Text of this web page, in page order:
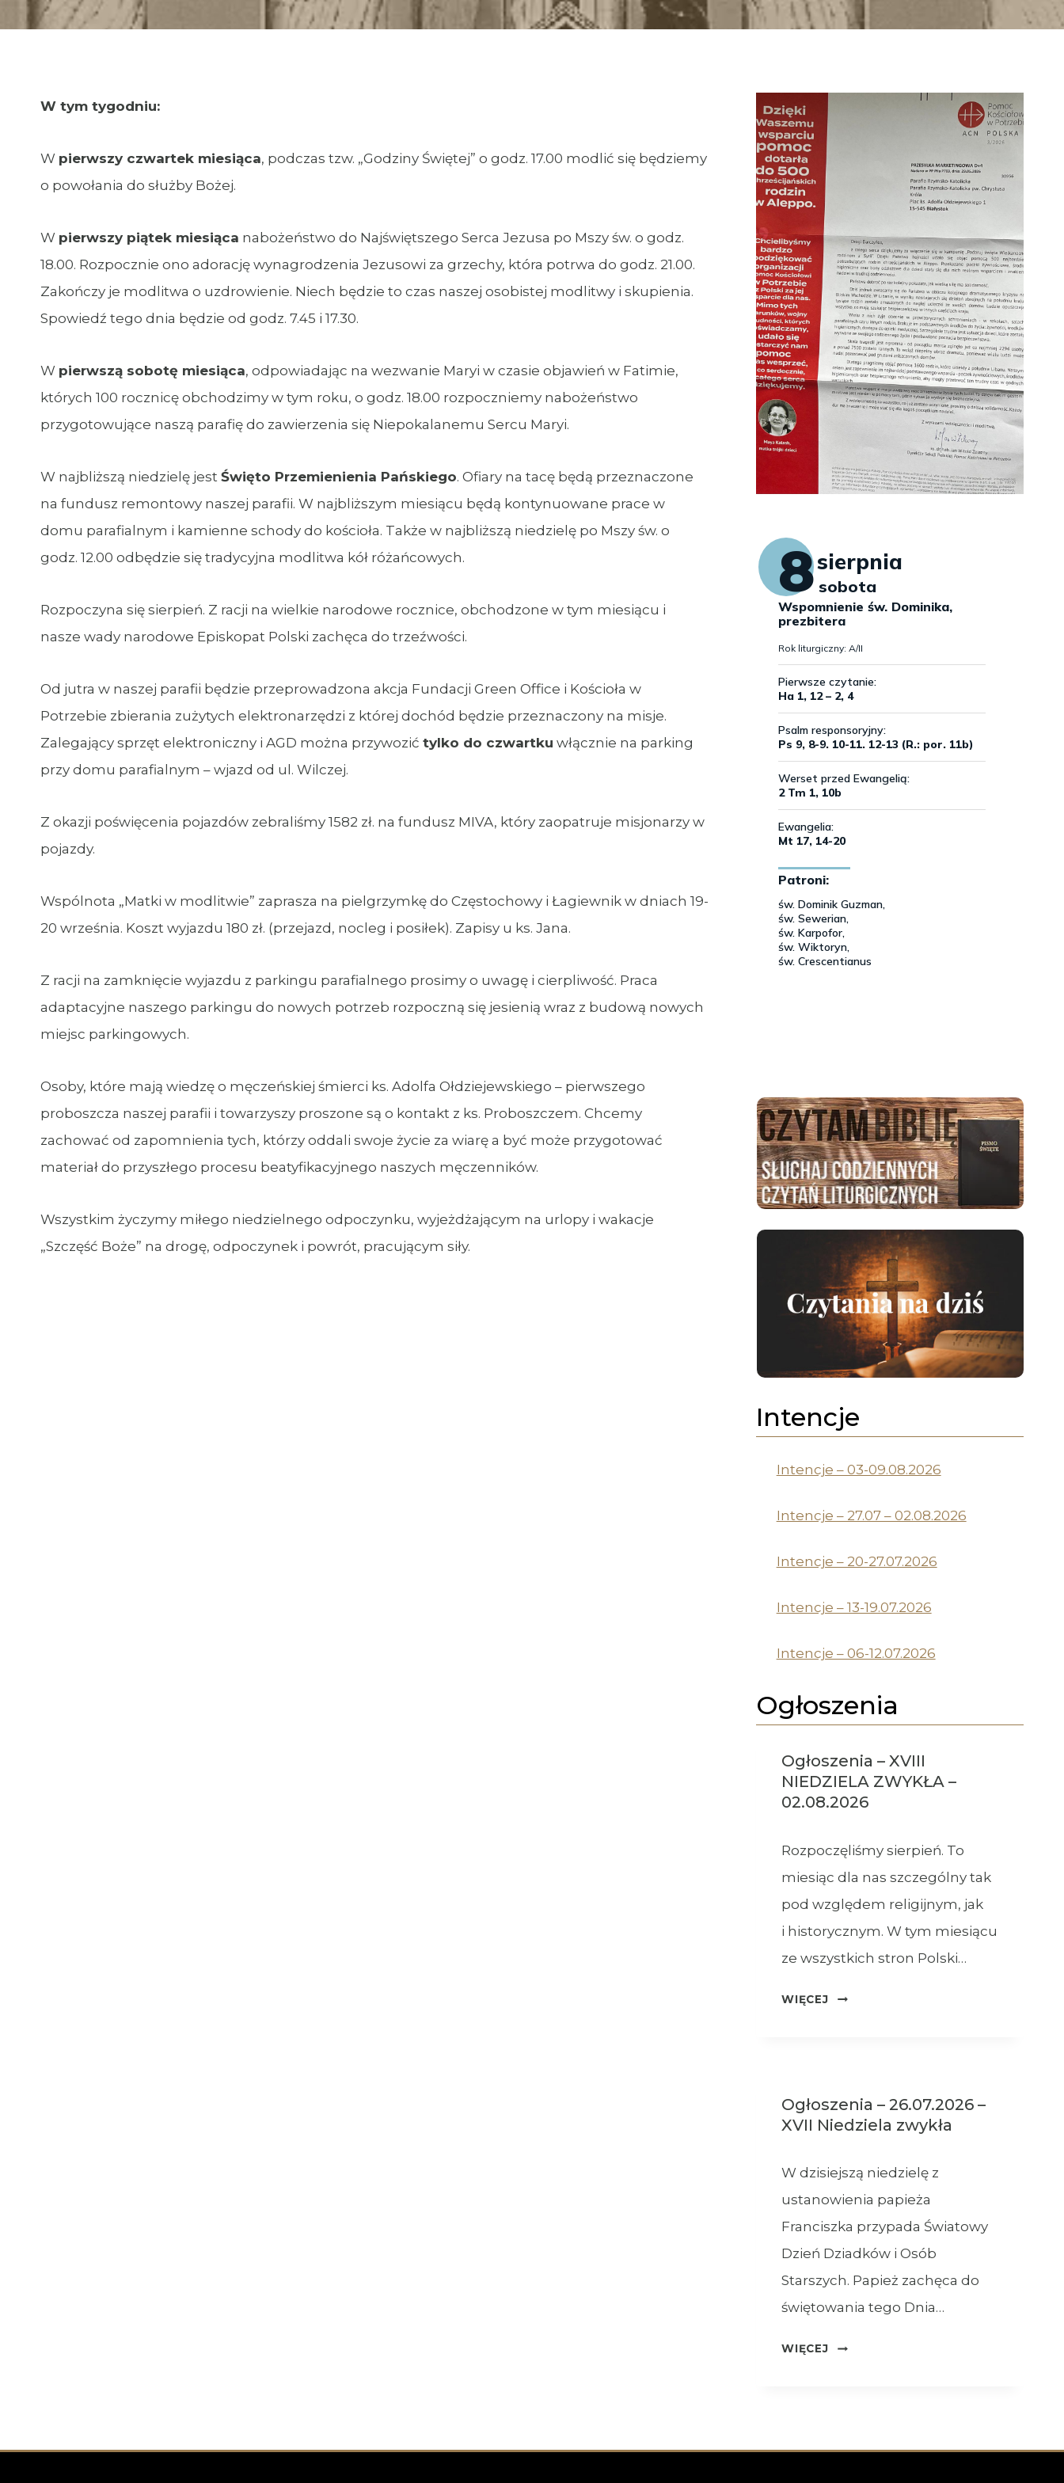
W tym tygodniu:
W pierwszy czwartek miesiąca, podczas tzw. „Godziny Świętej” o godz. 17.00 modlić się będziemy
o powołania do służby Bożej.
W pierwszy piątek miesiąca nabożeństwo do Najświętszego Serca Jezusa po Mszy św. o godz.
18.00. Rozpocznie ono adorację wynagrodzenia Jezusowi za grzechy, która potrwa do godz. 21.00.
Zakończy je modlitwa o uzdrowienie. Niech będzie to czas naszej osobistej modlitwy i skupienia.
Spowiedź tego dnia będzie od godz. 7.45 i 17.30.
W pierwszą sobotę miesiąca, odpowiadając na wezwanie Maryi w czasie objawień w Fatimie,
których 100 rocznicę obchodzimy w tym roku, o godz. 18.00 rozpoczniemy nabożeństwo
przygotowujące naszą parafię do zawierzenia się Niepokalanemu Sercu Maryi.
W najbliższą niedzielę jest Święto Przemienienia Pańskiego. Ofiary na tacę będą przeznaczone
na fundusz remontowy naszej parafii. W najbliższym miesiącu będą kontynuowane prace w
domu parafialnym i kamienne schody do kościoła. Także w najbliższą niedzielę po Mszy św. o
godz. 12.00 odbędzie się tradycyjna modlitwa kół różańcowych.
Rozpoczyna się sierpień. Z racji na wielkie narodowe rocznice, obchodzone w tym miesiącu i
nasze wady narodowe Episkopat Polski zachęca do trzeźwości.
Od jutra w naszej parafii będzie przeprowadzona akcja Fundacji Green Office i Kościoła w
Potrzebie zbierania zużytych elektronarzędzi z której dochód będzie przeznaczony na misje.
Zalegający sprzęt elektroniczny i AGD można przywozić tylko do czwartku włącznie na parking
przy domu parafialnym – wjazd od ul. Wilczej.
Z okazji poświęcenia pojazdów zebraliśmy 1582 zł. na fundusz MIVA, który zaopatruje misjonarzy w
pojazdy.
Wspólnota „Matki w modlitwie” zaprasza na pielgrzymkę do Częstochowy i Łagiewnik w dniach 19-
20 września. Koszt wyjazdu 180 zł. (przejazd, nocleg i posiłek). Zapisy u ks. Jana.
Z racji na zamknięcie wyjazdu z parkingu parafialnego prosimy o uwagę i cierpliwość. Praca
adaptacyjne naszego parkingu do nowych potrzeb rozpoczną się jesienią wraz z budową nowych
miejsc parkingowych.
Osoby, które mają wiedzę o męczeńskiej śmierci ks. Adolfa Ołdziejewskiego – pierwszego
proboszcza naszej parafii i towarzyszy proszone są o kontakt z ks. Proboszczem. Chcemy
zachować od zapomnienia tych, którzy oddali swoje życie za wiarę a być może przygotować
materiał do przyszłego procesu beatyfikacyjnego naszych męczenników.
Wszystkim życzymy miłego niedzielnego odpoczynku, wyjeżdżającym na urlopy i wakacje
„Szczęść Boże” na drogę, odpoczynek i powrót, pracującym siły.
Intencje
Intencje – 03-09.08.2026
Intencje – 27.07 – 02.08.2026
Intencje – 20-27.07.2026
Intencje – 13-19.07.2026
Intencje – 06-12.07.2026
Ogłoszenia
Ogłoszenia – XVIII
NIEDZIELA ZWYKŁA –
02.08.2026
Rozpoczęliśmy sierpień. To
miesiąc dla nas szczególny tak
pod względem religijnym, jak
i historycznym. W tym miesiącu
ze wszystkich stron Polski…
WIĘCEJ
OGŁOSZENIA
–
02.08.2026
Ogłoszenia – 26.07.2026 –
XVII Niedziela zwykła
W dzisiejszą niedzielę z
ustanowienia papieża
Franciszka przypada Światowy
Dzień Dziadków i Osób
Starszych. Papież zachęca do
świętowania tego Dnia…
WIĘCEJ
OGŁOSZENIA
NIEDZIELA